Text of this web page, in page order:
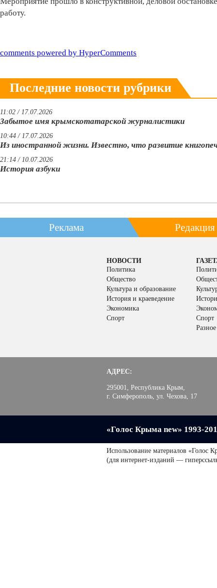
работу.
comments powered by HyperComments
Последние новости рубрики
11:02 / 17.07.2026
Забытое имя крымскотатарской журналистики
10:44 / 17.07.2026
Из иностранной жизни. Известно, что развитие
21:14 / 10.07.2026
История азбуки
Реклама Редакция
НОВОСТИ
Политика
Общество
Культура и образование
История и краеведение
Экономика
Спорт
Спорт
Разное
АДРЕС:
295001, Республика Крым,
г. Симферополь, ул. Чехова, 17
«Голос Крыма new» 1993-
Использование материалов «Голос
(для интернет-изданий —